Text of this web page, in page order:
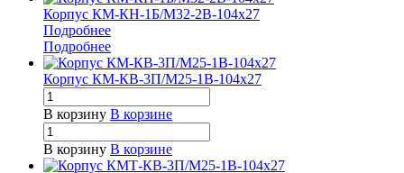
Корпус КМ-КН-1Б/М32-2В-104х27
Подробнее
Подробнее
Корпус КМ-КВ-3П/М25-1В-104х27
В корзину В корзине
В корзину В корзине